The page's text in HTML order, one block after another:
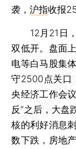
袭，沪指收报
12月21日，
双低开。盘面
电等白马股集
守2500点关口
央经济工作会
反”之后，大盘
核的利好消息
数下跌，房地